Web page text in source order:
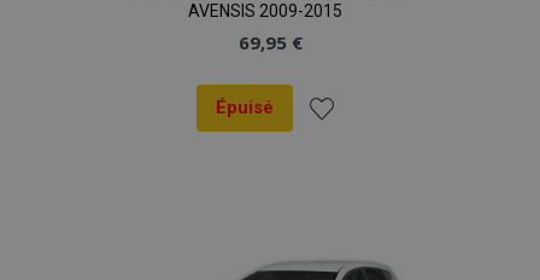
AVENSIS 2009-2015
69,95 €
Épuisé